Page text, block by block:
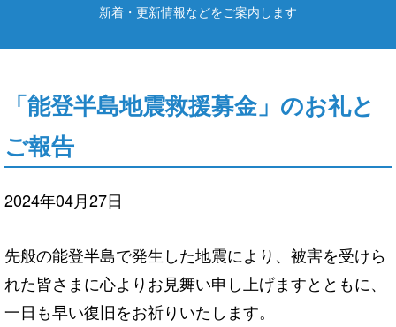
新着・更新情報などをご案内します
「能登半島地震救援募金」のお礼と
ご報告
2024年04月27日
先般の能登半島で発生した地震により、被害を受けら
れた皆さまに心よりお見舞い申し上げますとともに、
一日も早い復旧をお祈りいたします。